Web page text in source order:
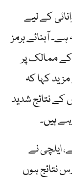
کے لیے
ہے۔ آبنائے ہرمز
ممالک پر
کہا کہ
نتائج شدید
ہیں۔
ایلچی نے
نتائج ہوں